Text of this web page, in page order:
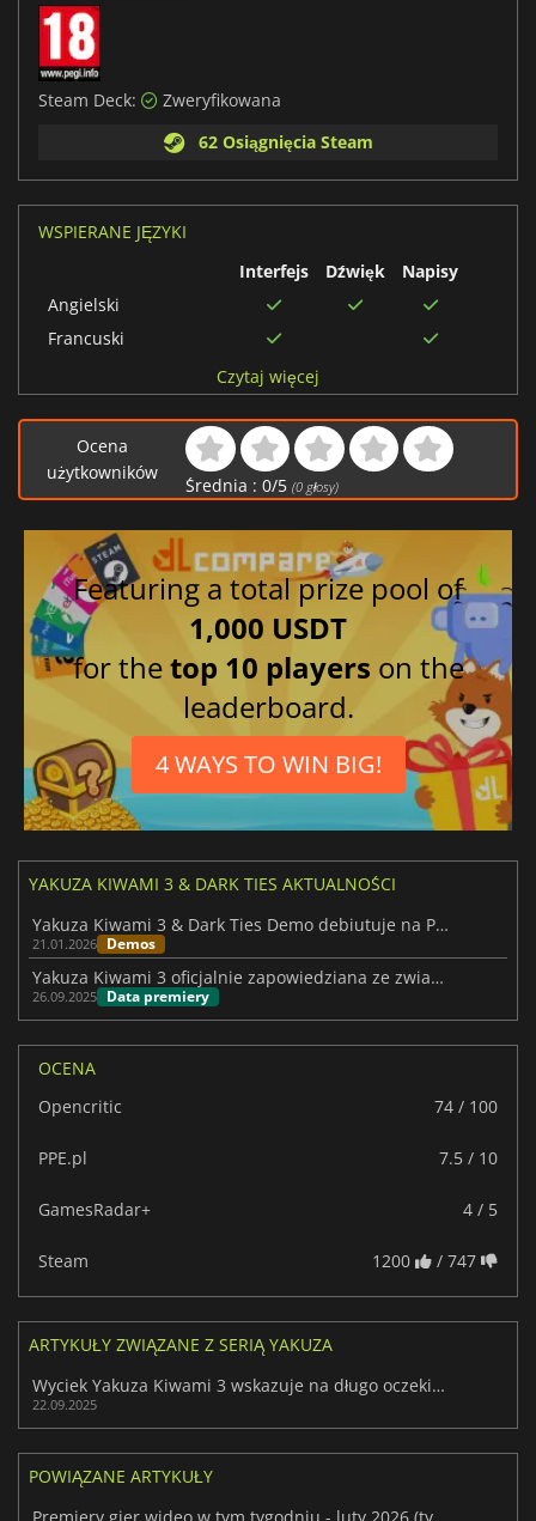
Steam Deck:
Zweryfikowana
62 Osiągnięcia Steam
WSPIERANE JĘZYKI
Interfejs
Dźwięk
Napisy
Angielski
Francuski
Niemiecki
Brazylijski portugalski
Chiński tradycyjny
Hiszpański
Japoński
Koreański
Włoski
Czytaj więcej
Ocena
użytkowników
Średnia : 0/5 (0głosy)
Featuring a total prize pool of
1,000 USDT
for thetop 10 players on the
leaderboard.
4 WAYS TO WIN BIG!
YAKUZA KIWAMI 3 & DARK TIES AKTUALNOŚCI
Yakuza Kiwami 3 & Dark Ties Demo debiutuje na PC i konsolach
21.01.2026 Demos
Yakuza Kiwami 3 oficjalnie zapowiedziana ze zwiastunem i wątkiem pobocznym
26.09.2025 Data premiery
OCENA
Opencritic
74 / 100
PPE.pl 7.5 / 10
GamesRadar+ 4 / 5
Steam 1200 / 747
ARTYKUŁY ZWIĄZANE Z SERIĄ YAKUZA
Wyciek Yakuza Kiwami 3 wskazuje na długo oczekiwany remake
22.09.2025
POWIĄZANE ARTYKUŁY